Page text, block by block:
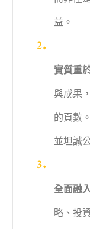
益。
實質重
與成果
的頁數
並坦誠
全面融
略、投